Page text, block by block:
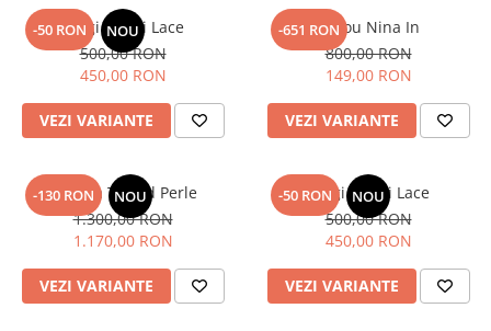
-50 RON NOU
Blugi Scurti Lace
500,00 RON
450,00 RON
VEZI VARIANTE
-651 RON
Sacou Nina In
800,00 RON
149,00 RON
VEZI VARIANTE
-130 RON NOU
Jacheta Tweed Perle
1.300,00 RON
1.170,00 RON
VEZI VARIANTE
-50 RON NOU
Blugi Scurti Lace
500,00 RON
450,00 RON
VEZI VARIANTE